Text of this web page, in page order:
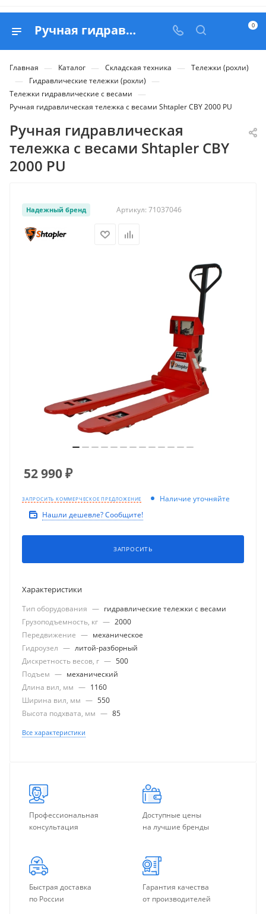
Ручная гидравлическая тележка с весами Shtapler CBY 2000 PU - купить в Belapex 0
Главная — Каталог — Складская техника — Тележки (рохли)
— Гидравлические тележки (рохли) —
Тележки гидравлические с весами —
Ручная гидравлическая тележка с весами Shtapler CBY 2000 PU
Ручная гидравлическая
тележка с весами Shtapler CBY
2000 PU
Надежный бренд Артикул: 71037046
52 990₽
ЗАПРОСИТЬ КОММЕРЧЕСКОЕ ПРЕДЛОЖЕНИЕ
Наличие уточняйте
Нашли дешевле? Сообщите!
ЗАПРОСИТЬ
Характеристики
Тип оборудования — гидравлические тележки с весами
Грузоподъемность, кг — 2000
Передвижение — механическое
Гидроузел — литой-разборный
Дискретность весов, г — 500
Подъем — механический
Длина вил, мм — 1160
Ширина вил, мм — 550
Высота подхвата, мм — 85
Все характеристики
Профессиональная
консультация
Доступные цены
на лучшие бренды
Быстрая доставка
по России
Гарантия качества
от производителей